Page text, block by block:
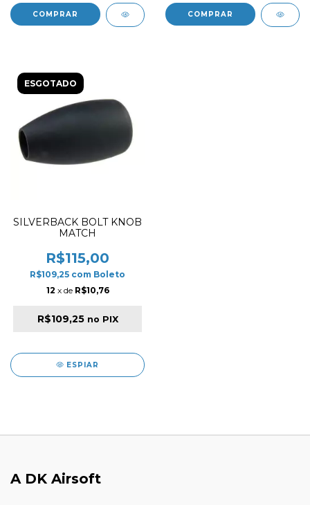
ESGOTADO
SILVERBACK BOLT KNOB
MATCH
R$115,00
R$109,25 com Boleto
12 x de R$10,76
R$109,25 no PIX
ESPIAR
A DK Airsoft